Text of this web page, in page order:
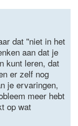
dat ''niet in het
aan dat je
kunt leren, dat
er zelf nog
je ervaringen,
meer hebt
op wat